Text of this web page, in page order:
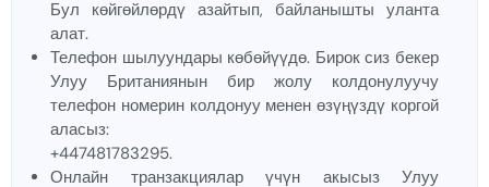
Бул көйгөйлөрдү азайтып, байланышты уланта
алат.
Телефон шылуундары көбөйүүдө. Бирок сиз бекер
Улуу Британиянын бир жолу колдонулуучу
телефон номерин колдонуу менен өзүңүздү коргой
аласыз:
+447481783295.
Онлайн транзакциялар үчүн акысыз Улуу